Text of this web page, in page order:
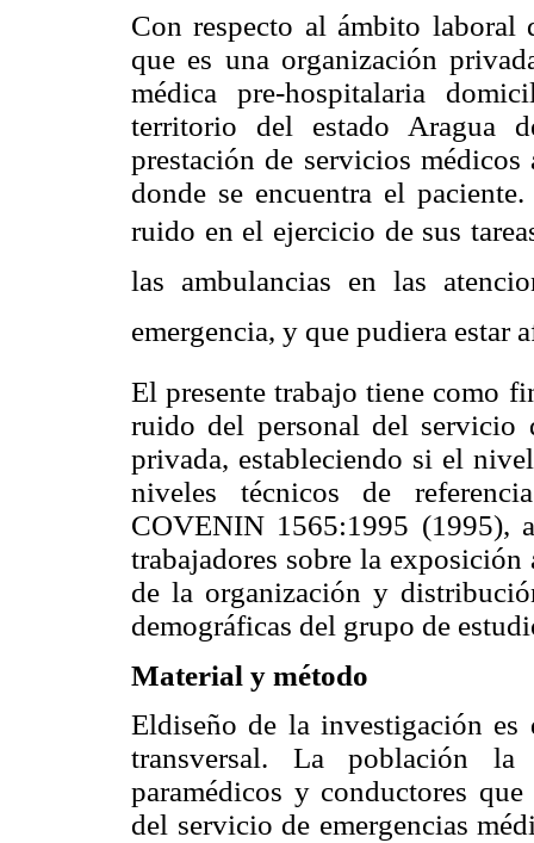
Con respecto al ámbito laboral
que es una organización
médica pre-hospitalaria
territorio del estado Aragua
prestación de servicios
donde se encuentra el
ruido en el ejercicio de sus
las ambulancias en las
emergencia, y que pudiera estar
El presente trabajo tiene como
ruido del personal del servicio
privada, estableciendo si el
niveles técnicos de
COVENIN 1565:1995 (1995),
trabajadores sobre la
de la organización y
demográficas del grupo de
Material y método
Eldiseño de la investigación
transversal. La población la
paramédicos y conductores
del servicio de emergencias